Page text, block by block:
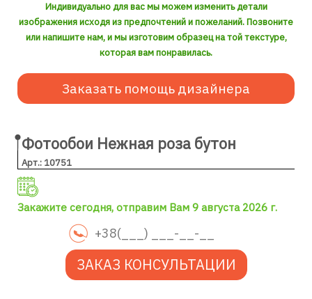
Индивидуально для вас мы можем изменить детали
изображения исходя из предпочтений и пожеланий. Позвоните
или напишите нам, и мы изготовим образец на той текстуре,
которая вам понравилась.
Заказать помощь дизайнера
Фотообои Нежная роза бутон
Арт.: 10751
Закажите сегодня, отправим Вам 9 августа 2026 г.
ЗАКАЗ КОНСУЛЬТАЦИИ